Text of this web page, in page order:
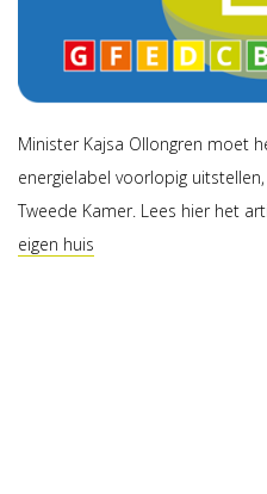
Minister Kajsa Ollongren moet
energielabel voorlopig
Tweede Kamer. Lees hier het
eigen huis